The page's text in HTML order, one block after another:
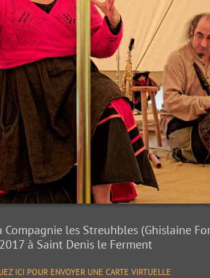
Compagnie les Streuhbles (Ghislaine
2017 à Saint Denis le Ferment
ICI POUR ENVOYER UNE CARTE VIRTUELLE